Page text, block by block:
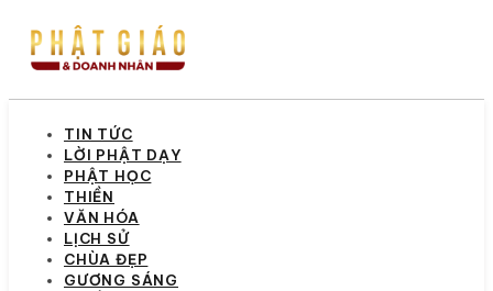
TIN TỨC
LỜI PHẬT DẠY
PHẬT HỌC
THIỀN
VĂN HÓA
LỊCH SỬ
CHÙA ĐẸP
GƯƠNG SÁNG